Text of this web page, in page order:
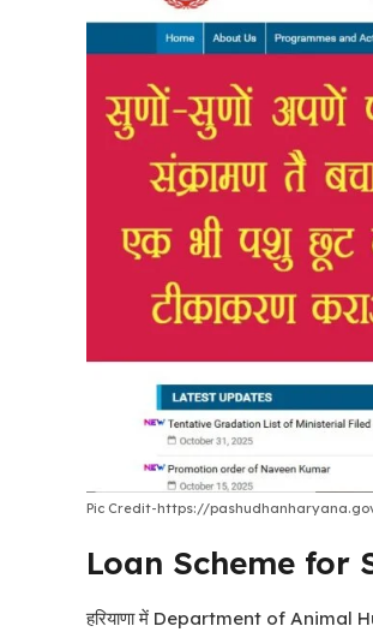
Pic Credit-https://
Loan Scheme for
हरियाणा में Department of Animal